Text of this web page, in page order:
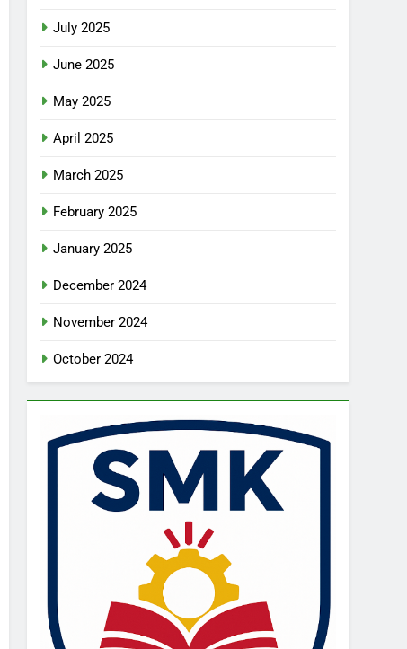
July 2025
June 2025
May 2025
April 2025
March 2025
February 2025
January 2025
December 2024
November 2024
October 2024